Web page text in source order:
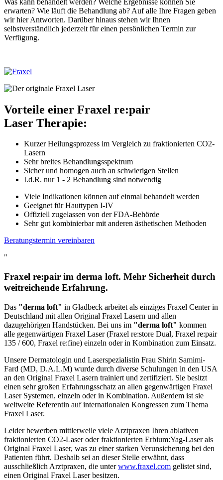
erwarten? Wie läuft die Behandlung ab? Auf alle Ihre Fragen geben
wir hier Antworten. Darüber hinaus stehen wir Ihnen
selbstverständlich jederzeit für einen persönlichen Termin zur
Verfügung.
Vorteile einer Fraxel re:pair
Laser Therapie:
Kurzer Heilungsprozess im Vergleich zu fraktionierten CO2-
Lasern
Sehr breites Behandlungsspektrum
Sicher und homogen auch an schwierigen Stellen
I.d.R. nur 1 - 2 Behandlung sind notwendig
Viele Indikationen können auf einmal behandelt werden
Geeignet für Hauttypen I-IV
Offiziell zugelassen von der FDA-Behörde
Sehr gut kombinierbar mit anderen ästhetischen Methoden
Beratungstermin vereinbaren
"
Fraxel re:pair im derma loft. Mehr Sicherheit durch
weitreichende Erfahrung.
Das "derma loft" in Gladbeck arbeitet als einziges Fraxel Center in
Deutschland mit allen Original Fraxel Lasern und allen
dazugehörigen Handstücken. Bei uns im "derma loft" kommen
alle gegenwärtigen Fraxel Laser (Fraxel re:store Dual, Fraxel re:pair
135 / 600, Fraxel re:fine) einzeln oder in Kombination zum Einsatz.
Unsere Dermatologin und Laserspezialistin Frau Shirin Samimi-
Fard (MD, D.A.L.M) wurde durch diverse Schulungen in den USA
an den Original Fraxel Lasern trainiert und zertifiziert. Sie besitzt
einen sehr großen Erfahrungsschatz an allen gegenwärtigen Fraxel
Laser Systemen, einzeln oder in Kombination. Außerdem ist sie
weltweite Referentin auf internationalen Kongressen zum Thema
Fraxel Laser.
Leider bewerben mittlerweile viele Arztpraxen Ihren ablativen
fraktionierten CO2-Laser oder fraktionierten Erbium:Yag-Laser als
Original Fraxel Laser, was zu einer starken Verunsicherung bei den
Patienten führt. Deshalb sei an dieser Stelle erwähnt, dass
ausschließlich Arztpraxen, die unterwww.fraxel.com gelistet sind,
einen Original Fraxel Laser besitzen.